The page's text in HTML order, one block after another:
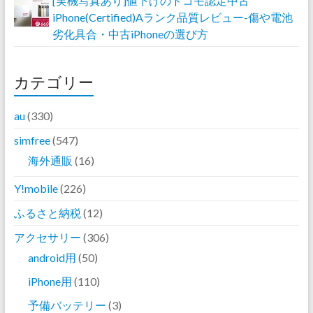
iPhone(Certified)Aランク品質レビュー-傷や電池
劣化具合・中古iPhoneの選び方
カテゴリー
au(330)
simfree(547)
海外通販 (16)
Y!mobile(226)
ふるさと納税(12)
アクセサリー (306)
android用 (50)
iPhone用 (110)
予備バッテリー (3)